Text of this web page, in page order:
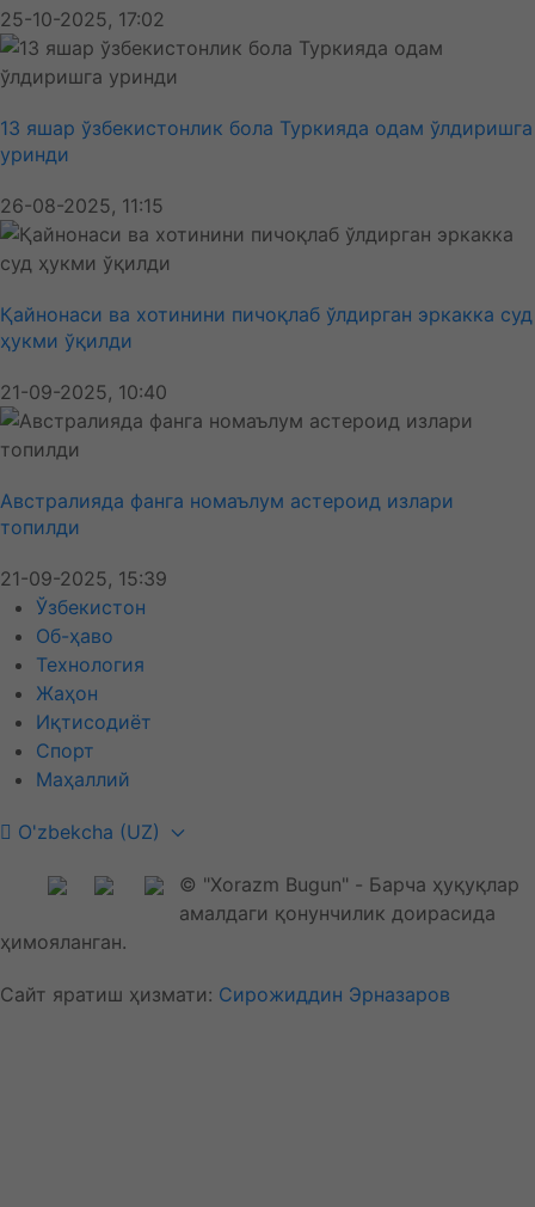
25-10-2025, 17:02
13 яшар ўзбекистонлик бола Туркияда одам ўлдиришга
уринди
26-08-2025, 11:15
Қайнонаси ва хотинини пичоқлаб ўлдирган эркакка суд
ҳукми ўқилди
21-09-2025, 10:40
Австралияда фанга номаълум астероид излари
топилди
21-09-2025, 15:39
Ўзбекистон
Об-ҳаво
Технология
Жаҳон
Иқтисодиёт
Спорт
Маҳаллий
O'zbekcha (UZ)
© "Xorazm Bugun" - Барча ҳуқуқлар
амалдаги қонунчилик доирасида
ҳимояланган.
Сайт яратиш ҳизмати: Сирожиддин Эрназаров